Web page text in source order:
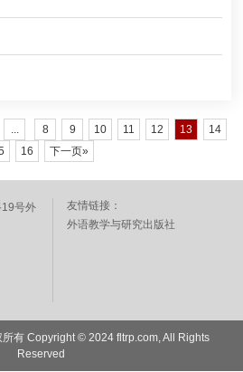
... 8 9 10 11 12 13
14
16 下一页»
号外
友情链接：
外语教学与研究出版社
有 Copyright © 2024 fltrp.com, All Rights
Reserved